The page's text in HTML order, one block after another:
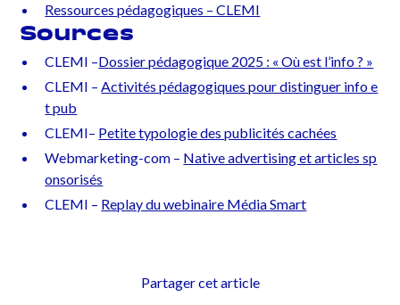
Ressources pédagogiques – CLEMI
Sources
CLEMI –Dossier pédagogique 2025 : « Où est l’info ? »
CLEMI –Activités pédagogiques pour distinguer info e
t pub
CLEMI– Petite typologie des publicités cachées
Webmarketing-com – Native advertising et articles sp
onsorisés
CLEMI – Replay du webinaire Média Smart
Partager cet article